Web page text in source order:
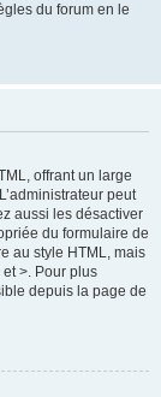
du forum en le
offrant un large
peut
aussi les désactiver
du formulaire de
au style HTML, mais
>. Pour plus
depuis la page de